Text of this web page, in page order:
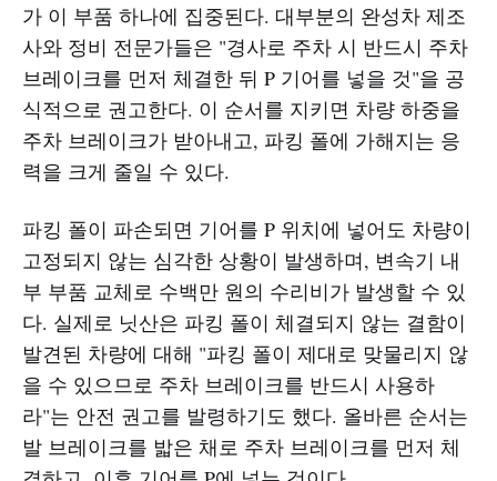
가 이 부품 하나에 집중된다. 대부분의 완성차 제조
사와 정비 전문가들은 "경사로 주차 시 반드시 주차
브레이크를 먼저 체결한 뒤 P 기어를 넣을 것"을 공
식적으로 권고한다. 이 순서를 지키면 차량 하중을
주차 브레이크가 받아내고, 파킹 폴에 가해지는 응
력을 크게 줄일 수 있다.
파킹 폴이 파손되면 기어를 P 위치에 넣어도 차량이
고정되지 않는 심각한 상황이 발생하며, 변속기 내
부 부품 교체로 수백만 원의 수리비가 발생할 수 있
다. 실제로 닛산은 파킹 폴이 체결되지 않는 결함이
발견된 차량에 대해 "파킹 폴이 제대로 맞물리지 않
을 수 있으므로 주차 브레이크를 반드시 사용하
라"는 안전 권고를 발령하기도 했다. 올바른 순서는
발 브레이크를 밟은 채로 주차 브레이크를 먼저 체